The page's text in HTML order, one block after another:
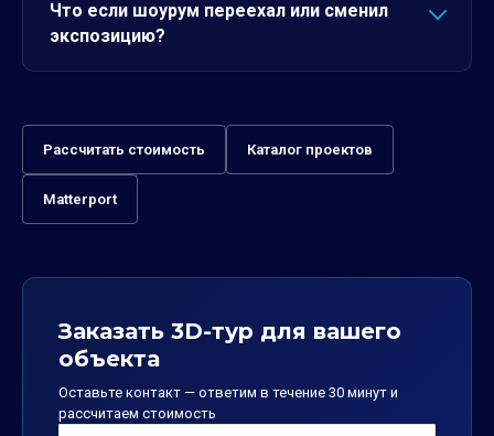
Что если шоурум переехал или сменил
экспозицию?
Рассчитать стоимость Каталог проектов
Matterport
Заказать 3D-тур для вашего
объекта
Оставьте контакт — ответим в течение 30 минут и
рассчитаем стоимость